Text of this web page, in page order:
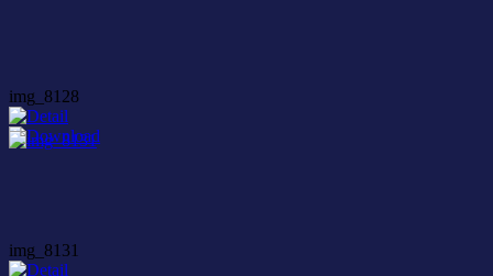
img_8128
img_8131